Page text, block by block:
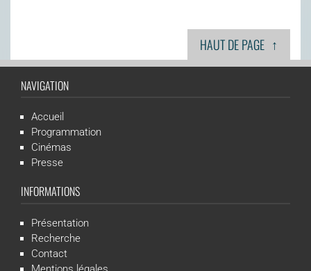
HAUT DE PAGE ↑
NAVIGATION
Accueil
Programmation
Cinémas
Presse
INFORMATIONS
Présentation
Recherche
Contact